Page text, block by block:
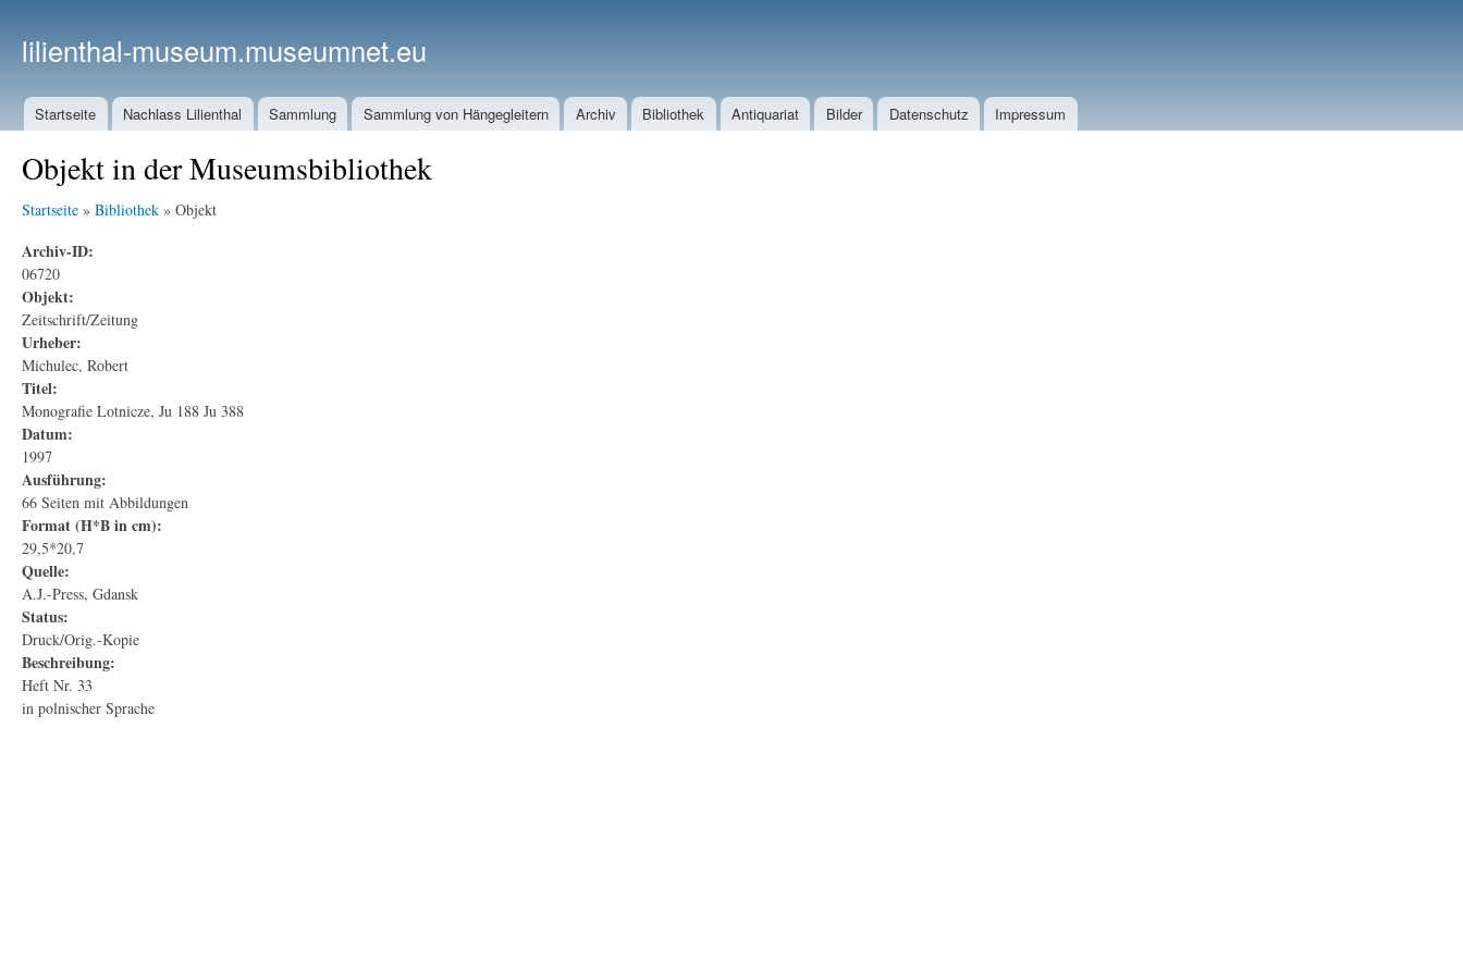
lilienthal-museum.museumnet.eu
Startseite Nachlass Lilienthal Sammlung Sammlung von Hängegleitern Archiv Bibliothek Antiquariat Bilder Datenschutz Impressum
Objekt in der Museumsbibliothek
Startseite » Bibliothek » Objekt
Archiv-ID:
06720
Objekt:
Zeitschrift/Zeitung
Urheber:
Michulec, Robert
Titel:
Monografie Lotnicze, Ju 188 Ju 388
Datum:
1997
Ausführung:
66 Seiten mit Abbildungen
Format (H*B in cm):
29,5*20,7
Quelle:
A.J.-Press, Gdansk
Status:
Druck/Orig.-Kopie
Beschreibung:
Heft Nr. 33
in polnischer Sprache